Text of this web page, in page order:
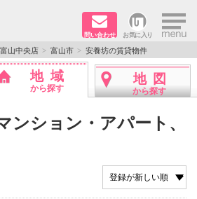
問い合わせ お気に入り ×
ださい
山中央店 富山市 安養坊の賃貸物件
地域
から探す
地図
から探す
ンション・アパート、